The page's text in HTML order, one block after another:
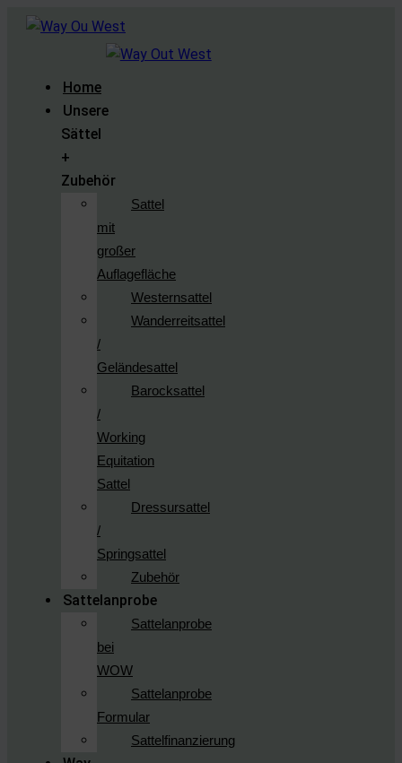
Home
Unsere
Sättel
+
Zubehör
Sattel
mit
großer
Auflagefläche
Westernsattel
Wanderreitsattel
/
Geländesattel
Barocksattel
/
Working
Equitation
Sattel
Dressursattel
/
Springsattel
Zubehör
Sattelanprobe
Sattelanprobe
bei
WOW
Sattelanprobe
Formular
Sattelfinanzierung